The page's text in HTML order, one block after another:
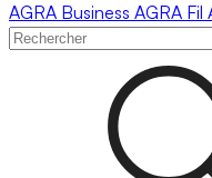
AGRA Business AGRA Fil